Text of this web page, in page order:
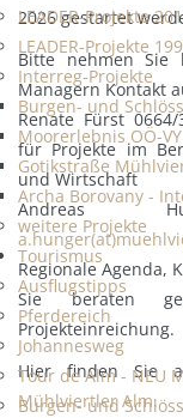
LEADER-Projekte
LEADER-Projekte
Interreg-Projekte
Burgen- und
Moorerlebnis OÖ-VY
Gotikstraße
Archa Borovany -
weitere Projekte
Tourismus
Ausflugstipps
Pferdereich
Johannesweg
Tour de Alm - NEU
Burgen- und
2026 gestartet
Bitte nehmen Sie
Managern Kontakt
Renate Fürst
für Projekte im
und Wirtschaft
Andreas
Regionale Agenda,
Sie beraten
Projekteinreichung.
Hier finden Sie
Mühlviertler Alm.